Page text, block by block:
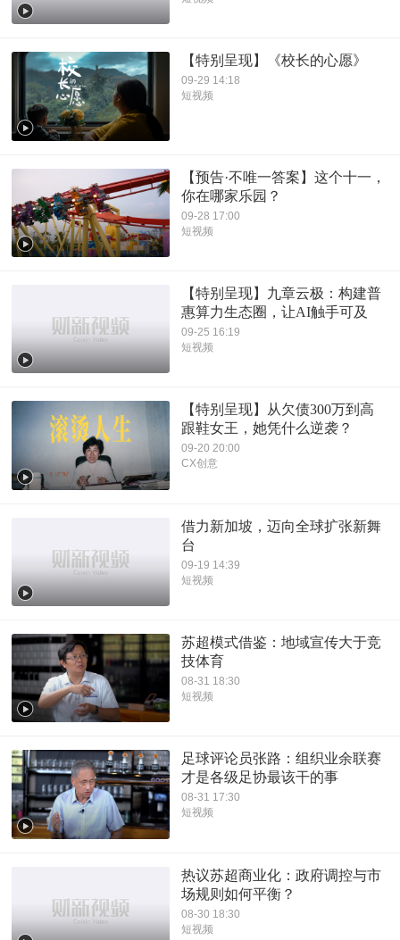
【特别呈现】《校长的心愿》
09-29 14:18
短视频
【预告·不唯一答案】这个十一，
你在哪家乐园？
09-28 17:00
短视频
【特别呈现】九章云极：构建普
惠算力生态圈，让AI触手可及
09-25 16:19
短视频
【特别呈现】从欠债300万到高
跟鞋女王，她凭什么逆袭？
09-20 20:00
CX创意
借力新加坡，迈向全球扩张新舞
台
09-19 14:39
短视频
苏超模式借鉴：地域宣传大于竞
技体育
08-31 18:30
短视频
足球评论员张路：组织业余联赛
才是各级足协最该干的事
08-31 17:30
短视频
热议苏超商业化：政府调控与市
场规则如何平衡？
08-30 18:30
短视频